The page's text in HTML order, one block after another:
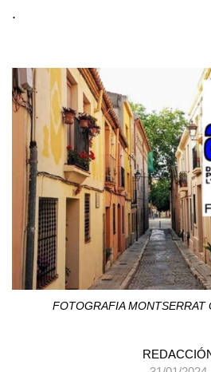
.
FOTOGRAFIA MONTSERRAT